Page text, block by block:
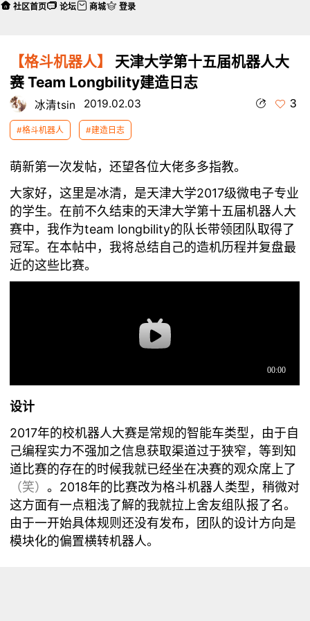
【格斗机器人】
天津大学第十五届机器人大
赛 Team Longbility建造日志
冰清tsin 2019.02.03 3
#格斗机器人 #建造日志
萌新第一次发帖，还望各位大佬多多指教。
大家好，这里是冰清，是天津大学2017级微电子专业
的学生。在前不久结束的天津大学第十五届机器人大
赛中，我作为team longbility的队长带领团队取得了
冠军。在本帖中，我将总结自己的造机历程并复盘最
近的这些比赛。
设计
2017年的校机器人大赛是常规的智能车类型，由于自
己编程实力不强加之信息获取渠道过于狭窄，等到知
道比赛的存在的时候我就已经坐在决赛的观众席上了
（笑）。2018年的比赛改为格斗机器人类型，稍微对
这方面有一点粗浅了解的我就拉上舍友组队报了名。
由于一开始具体规则还没有发布，团队的设计方向是
模块化的偏置横转机器人。
社区首页 论坛 商城 登录